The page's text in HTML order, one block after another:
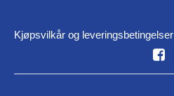
Kjøpsvilkår og leveringsbetingelser